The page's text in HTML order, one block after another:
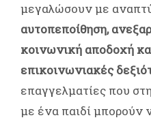
μεγαλώσουν με
αυτοπεποίθηση,
κοινωνική αποδοχή
επικοινωνιακές
επαγγελματίες που
με ένα παιδί μπορούν